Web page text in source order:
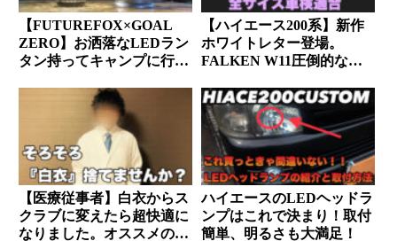
【FUTUREFOX×GOAL
ZERO】お洒落なLEDラン
タン持ってキャンプに行こ
【ハイエース200系】新作
ホワイトレター登場。
FALKEN W11圧倒的なウ
【医療従事者】白衣からス
クラブに変えたら超快適に
なりました。オススメのメ
ハイエースのLEDヘッドラ
ンプはこれで決まり！取付
簡単、明るさも大満足！